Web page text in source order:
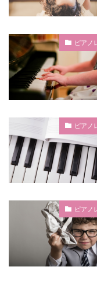
ピアノ
ピアノ
ピアノ